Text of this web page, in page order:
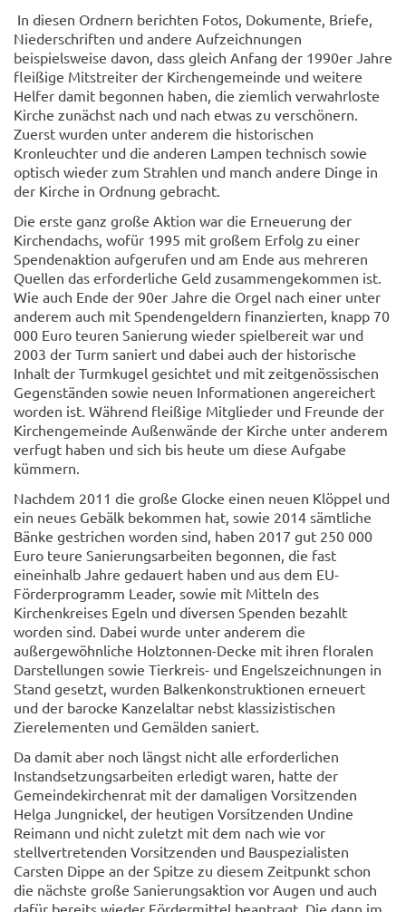
In diesen Ordnern berichten Fotos, Dokumente, Briefe,
Niederschriften und andere Aufzeichnungen
beispielsweise davon, dass gleich Anfang der 1990er Jahre
fleißige Mitstreiter der Kirchengemeinde und weitere
Helfer damit begonnen haben, die ziemlich verwahrloste
Kirche zunächst nach und nach etwas zu verschönern.
Zuerst wurden unter anderem die historischen
Kronleuchter und die anderen Lampen technisch sowie
optisch wieder zum Strahlen und manch andere Dinge in
der Kirche in Ordnung gebracht.
Die erste ganz große Aktion war die Erneuerung der
Kirchendachs, wofür 1995 mit großem Erfolg zu einer
Spendenaktion aufgerufen und am Ende aus mehreren
Quellen das erforderliche Geld zusammengekommen ist.
Wie auch Ende der 90er Jahre die Orgel nach einer unter
anderem auch mit Spendengeldern finanzierten, knapp 70
000 Euro teuren Sanierung wieder spielbereit war und
2003 der Turm saniert und dabei auch der historische
Inhalt der Turmkugel gesichtet und mit zeitgenössischen
Gegenständen sowie neuen Informationen angereichert
worden ist. Während fleißige Mitglieder und Freunde der
Kirchengemeinde Außenwände der Kirche unter anderem
verfugt haben und sich bis heute um diese Aufgabe
kümmern.
Nachdem 2011 die große Glocke einen neuen Klöppel und
ein neues Gebälk bekommen hat, sowie 2014 sämtliche
Bänke gestrichen worden sind, haben 2017 gut 250 000
Euro teure Sanierungsarbeiten begonnen, die fast
eineinhalb Jahre gedauert haben und aus dem EU-
Förderprogramm Leader, sowie mit Mitteln des
Kirchenkreises Egeln und diversen Spenden bezahlt
worden sind. Dabei wurde unter anderem die
außergewöhnliche Holztonnen-Decke mit ihren floralen
Darstellungen sowie Tierkreis- und Engelszeichnungen in
Stand gesetzt, wurden Balkenkonstruktionen erneuert
und der barocke Kanzelaltar nebst klassizistischen
Zierelementen und Gemälden saniert.
Da damit aber noch längst nicht alle erforderlichen
Instandsetzungsarbeiten erledigt waren, hatte der
Gemeindekirchenrat mit der damaligen Vorsitzenden
Helga Jungnickel, der heutigen Vorsitzenden Undine
Reimann und nicht zuletzt mit dem nach wie vor
stellvertretenden Vorsitzenden und Bauspezialisten
Carsten Dippe an der Spitze zu diesem Zeitpunkt schon
die nächste große Sanierungsaktion vor Augen und auch